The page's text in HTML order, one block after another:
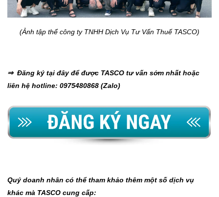
(Ảnh tập thể công ty TNHH Dịch Vụ Tư Vấn Thuế TASCO)
⇒ Đăng ký tại đây để được TASCO tư vấn sớm nhất hoặc
liên hệ hotline: 0975480868 (Zalo)
Quý doanh nhân có thể tham khảo thêm một số dịch vụ
khác mà TASCO cung cấp: